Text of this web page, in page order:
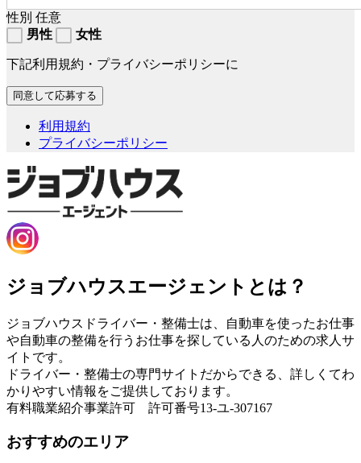
性別 任意
男性
女性
下記利用規約・プライバシーポリシーに
利用規約
プライバシーポリシー
ジョブハウスエージェントとは？
ジョブハウスドライバー・整備士は、自動車を使ったお仕事
や自動車の整備を行うお仕事を探している人のための求人サ
イトです。
ドライバー・整備士の専門サイトだからできる、詳しくてわ
かりやすい情報をご提供しております。
有料職業紹介事業許可 許可番号13-ユ-307167
おすすめのエリア